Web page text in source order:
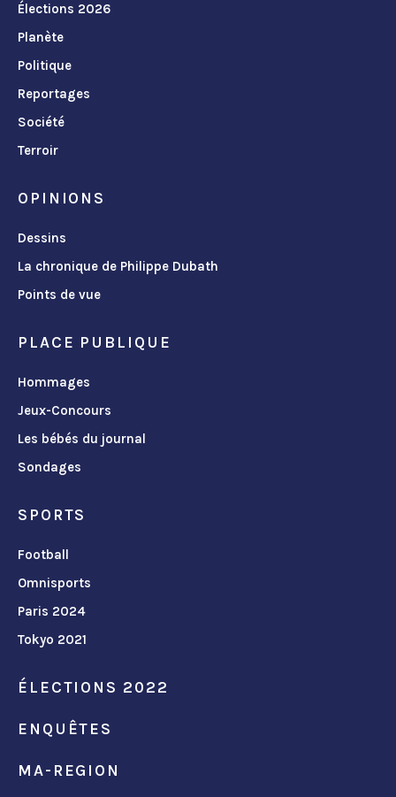
Élections 2026
Planète
Politique
Reportages
Société
Terroir
OPINIONS
Dessins
La chronique de Philippe Dubath
Points de vue
PLACE PUBLIQUE
Hommages
Jeux-Concours
Les bébés du journal
Sondages
SPORTS
Football
Omnisports
Paris 2024
Tokyo 2021
ÉLECTIONS 2022
ENQUÊTES
MA-REGION